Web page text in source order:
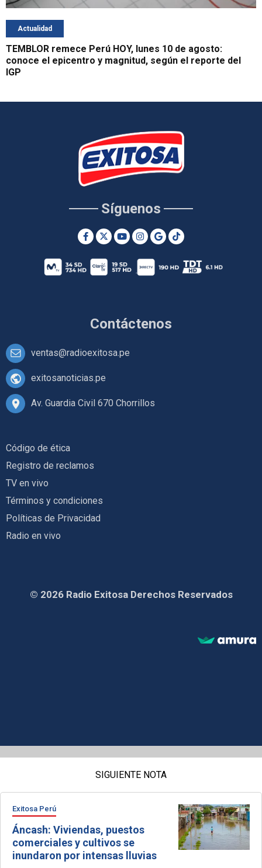
Actualidad
TEMBLOR remece Perú HOY, lunes 10 de agosto:
conoce el epicentro y magnitud, según el reporte del
IGP
Contáctenos
ventas@radioexitosa.pe
exitosanoticias.pe
Av. Guardia Civil 670 Chorrillos
Síguenos
Código de ética
Registro de reclamos
TV en vivo
Términos y condiciones
Políticas de Privacidad
Radio en vivo
© 2026 Radio Exitosa Derechos Reservados
SIGUIENTE NOTA
Exitosa Perú
Áncash: Viviendas, puestos
comerciales y cultivos se
inundaron por intensas lluvias